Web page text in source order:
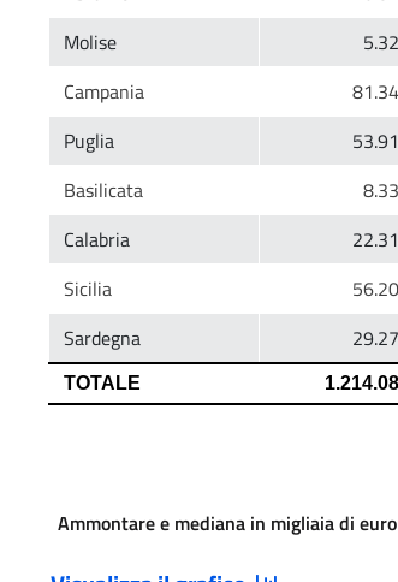
Ammontare e mediana in migliaia di euro